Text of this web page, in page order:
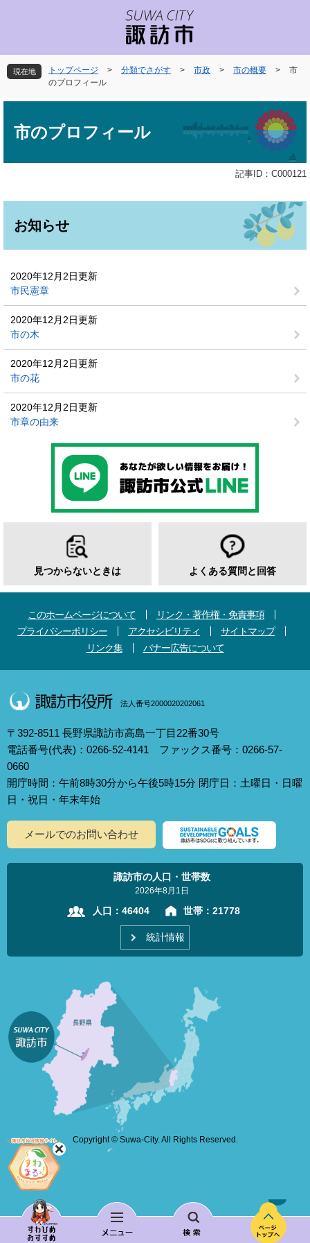
先
頭
を
飛
現在地 トップページ > 分類でさがす > 市政 > 市の概要 >
市
のプロフィール
市のプロフィール
記事ID：C000121
お知らせ
2020年12月2日更新
市民憲章
2020年12月2日更新
市の木
2020年12月2日更新
市の花
2020年12月2日更新
市章の由来
見つからないときは よくある質問と回答
このホームページについて
リンク・著作権・免責事項
プライバシーポリシー
アクセシビリティ
サイトマップ
リンク集
バナー広告について
法人番号2000020202061
〒392-8511 長野県諏訪市高島一丁目22番30号
電話番号(代表)：0266-52-4141 ファックス番号：0266-57-
0660
開庁時間：午前8時30分から午後5時15分 閉庁日：土曜日・日曜
日・祝日・年末年始
メールでのお問い合わせ
諏訪市の人口・世帯数
2026年8月1日
人口： 46404 世帯： 21778
統計情報
Copyright © Suwa-City. All Rights Reserved.